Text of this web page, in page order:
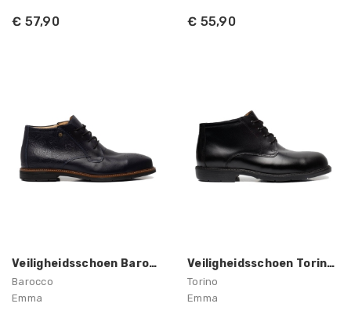
€ 57,90 € 55,90
Veiligheidsschoen Barocco S3 Heren Emma
Barocco
Emma
Veiligheidsschoen Torino S3 Heren Emma
Torino
Emma